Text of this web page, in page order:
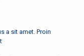
a sit amet. Proin